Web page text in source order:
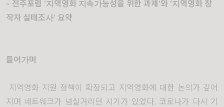
- 전주포럼 ‘지역영화 지속가능성을 위한 과제’와 ‘지역영화 창
작자 실태조사’ 요약
들어가며
지역영화 지원 정책이 확장되고 지역영화에 대한 논의가 깊어
지며 네트워크가 넘실거리던 시기가 있었다. 코로나가 다시 기